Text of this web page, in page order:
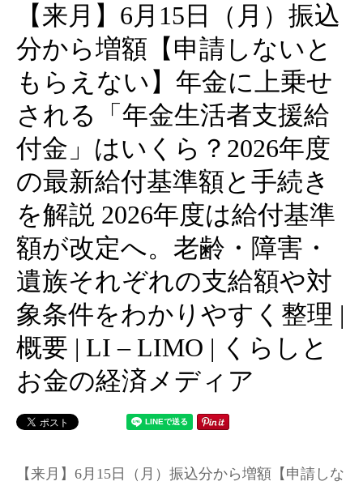
【来月】6月15日（月）振込
分から増額【申請しないと
もらえない】年金に上乗せ
される「年金生活者支援給
付金」はいくら？2026年度
の最新給付基準額と手続き
を解説 2026年度は給付基準
額が改定へ。老齢・障害・
遺族それぞれの支給額や対
象条件をわかりやすく整理 |
概要 | LI – LIMO | くらしと
お金の経済メディア
【来月】6月15日（月）振込分から増額【申請しな